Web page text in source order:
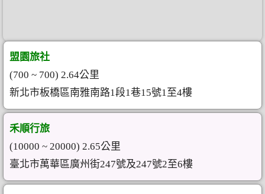
盟園旅社
(700 ~ 700) 2.64公里
新北市板橋區南雅南路1段1巷15號1至4樓
禾順行旅
(10000 ~ 20000) 2.65公里
臺北市萬華區廣州街247號及247號2至6樓